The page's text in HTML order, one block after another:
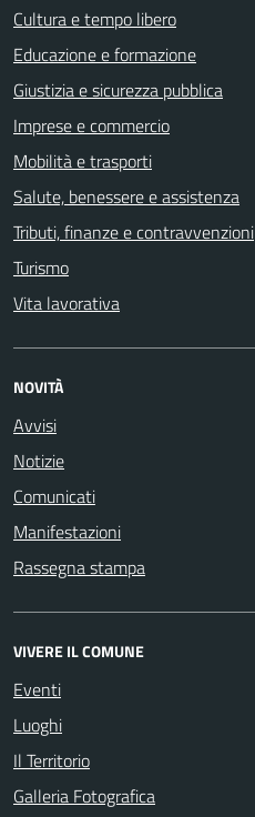
Cultura e tempo libero
Educazione e formazione
Giustizia e sicurezza pubblica
Imprese e commercio
Mobilità e trasporti
Salute, benessere e assistenza
Tributi, finanze e contravvenzioni
Turismo
Vita lavorativa
NOVITÀ
Avvisi
Notizie
Comunicati
Manifestazioni
Rassegna stampa
VIVERE IL COMUNE
Eventi
Luoghi
Il Territorio
Galleria Fotografica